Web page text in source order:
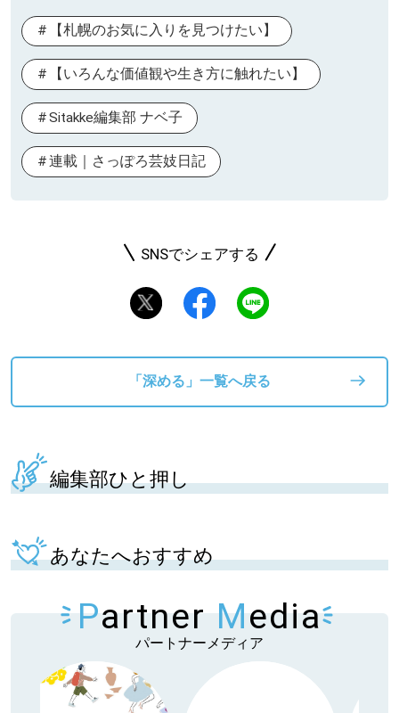
【札幌のお気に入りを見つけたい】
【いろんな価値観や生き方に触れたい】
Sitakke編集部 ナベ子
連載｜さっぽろ芸妓日記
SNSでシェアする
「深める」一覧へ戻る
編集部ひと押し
あなたへおすすめ
Partner Media
パートナーメディア